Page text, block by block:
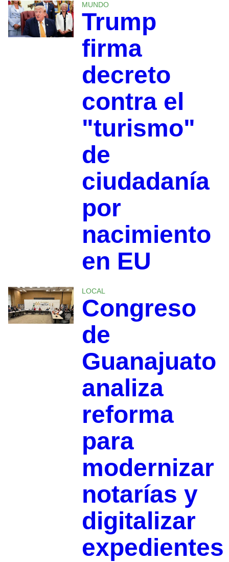
MUNDO
Trump
firma
decreto
contra el
"turismo"
de
ciudadanía
por
nacimiento
en EU
LOCAL
Congreso
de
Guanajuato
analiza
reforma
para
modernizar
notarías y
digitalizar
expedientes